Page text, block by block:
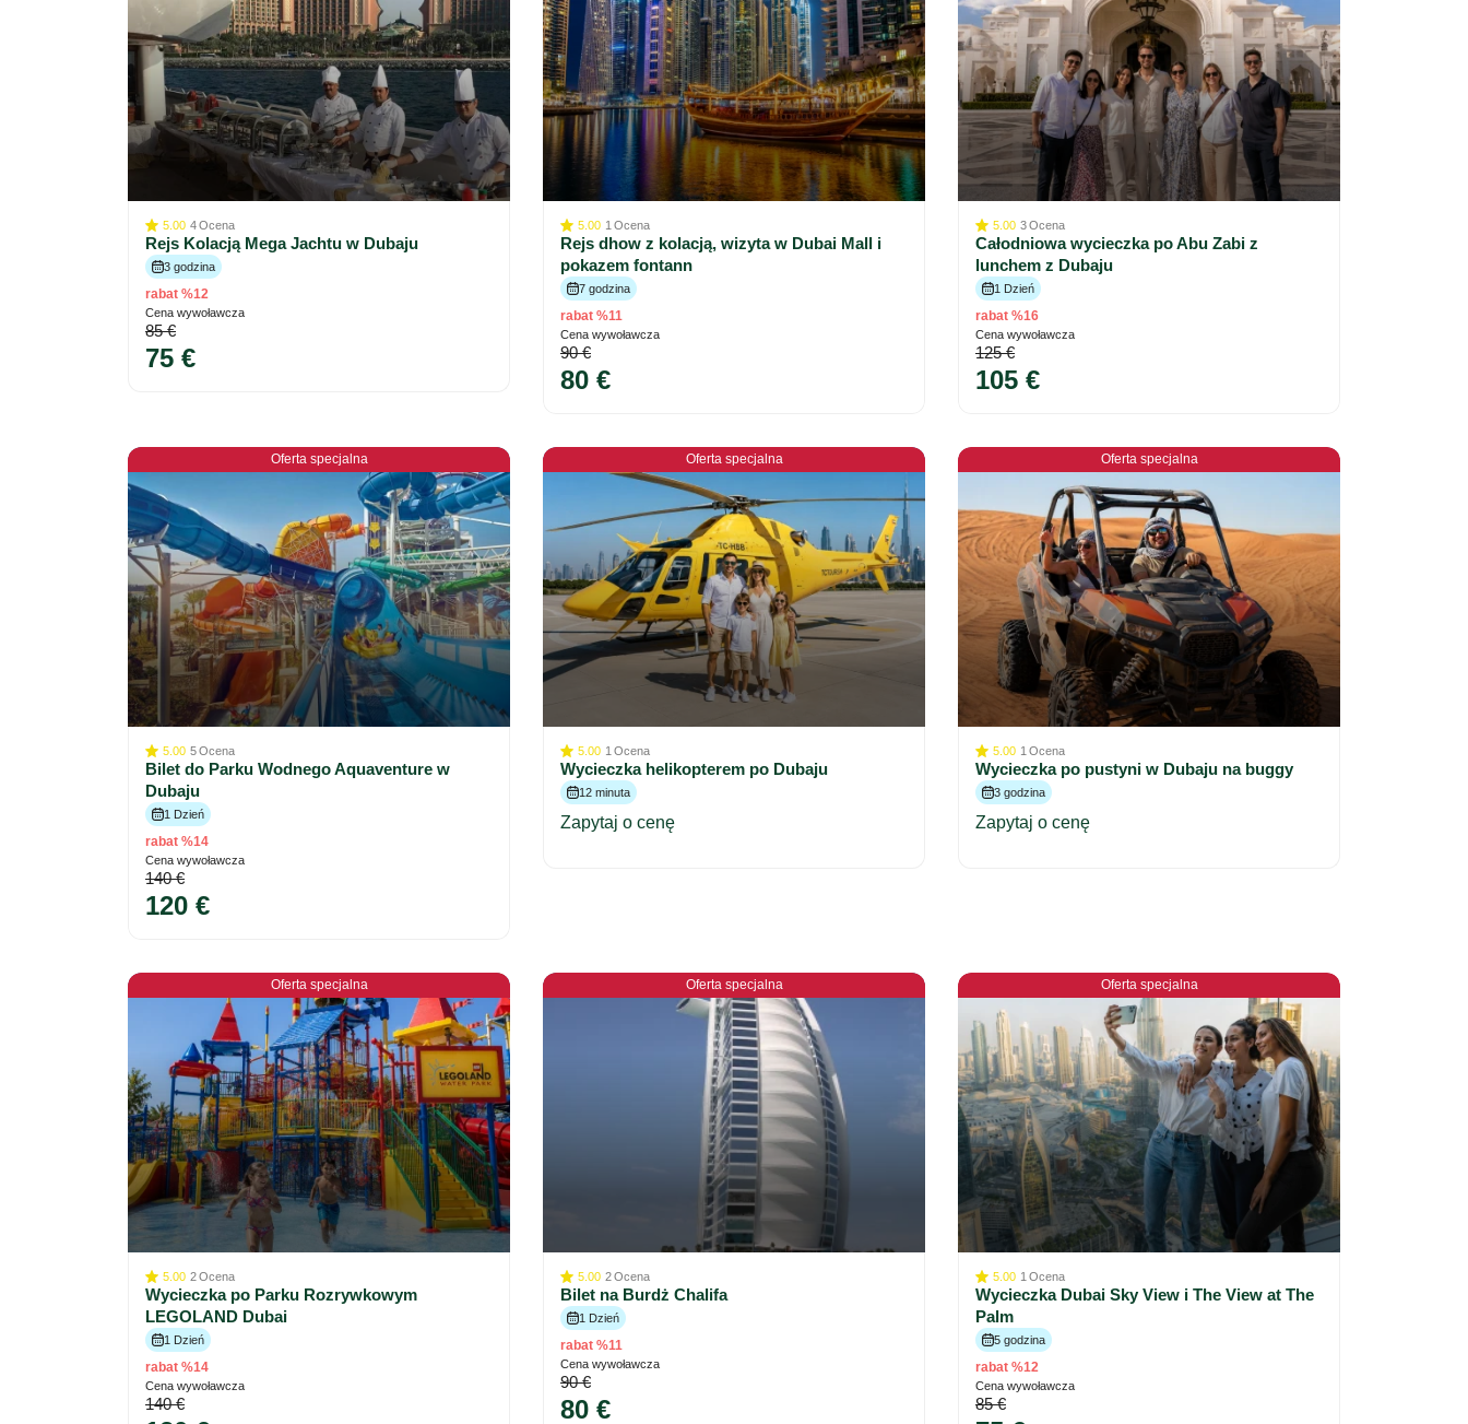
5.00 4Ocena
Rejs Kolacją Mega Jachtu w Dubaju
3 godzina
rabat %12
Cena wywoławcza
85 €
75 €
5.00 1 Ocena
Rejs dhow z kolacją, wizyta w Dubai Mall i
pokazem fontann
7 godzina
rabat %11
Cena wywoławcza
90 €
80 €
5.00 3Ocena
Całodniowa wycieczka po Abu Zabi z
lunchem z Dubaju
1 Dzień
rabat %16
Cena wywoławcza
125 €
105 €
Oferta specjalna
5.00 5Ocena
Bilet do Parku Wodnego Aquaventure w
Dubaju
1 Dzień
rabat %14
Cena wywoławcza
140 €
120 €
Oferta specjalna
5.00 1 Ocena
Wycieczka helikopterem po Dubaju
12 minuta
Zapytaj o cenę
Oferta specjalna
5.00 1 Ocena
Wycieczka po pustyni w Dubaju na buggy
3 godzina
Zapytaj o cenę
Oferta specjalna
5.00 2Ocena
Wycieczka po Parku Rozrywkowym
LEGOLAND Dubai
1 Dzień
rabat %14
Cena wywoławcza
140 €
Oferta specjalna
5.00 2Ocena
Bilet na Burdż Chalifa
1 Dzień
rabat %11
Cena wywoławcza
90 €
80 €
Oferta specjalna
5.00 1 Ocena
Wycieczka Dubai Sky View i The View at The
Palm
5 godzina
rabat %12
Cena wywoławcza
85 €